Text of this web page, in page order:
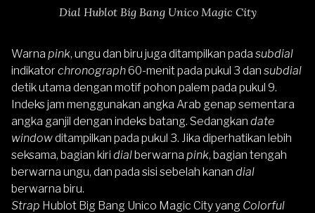
Dial Hublot Big Bang Unico Magic City
Warna pink, ungu dan biru juga ditampilkan pada subdial
indikator chronograph60-menit pada pukul 3 dan subdial
detik utama dengan motif pohon palem pada pukul 9.
Indeks jam menggunakan angka Arab genap sementara
angka ganjil dengan indeks batang. Sedangkan date
windowditampilkan pada pukul 3. Jika diperhatikan lebih
seksama, bagian kiri dialberwarna pink, bagian tengah
berwarna ungu, dan pada sisi sebelah kanan dial
berwarna biru.
Strap Hublot Big Bang Unico Magic City yang Colorful